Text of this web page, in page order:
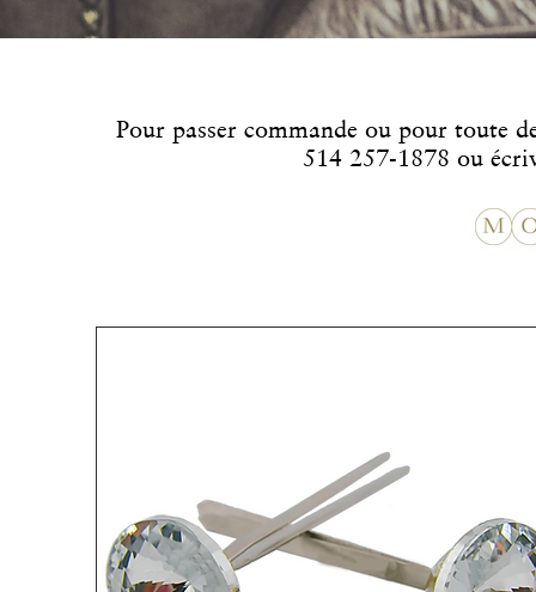
Pour passer commande ou pour toute
514 257-1878 ou